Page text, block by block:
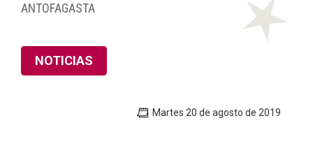
ANTOFAGASTA
NOTICIAS
Martes 20 de agosto de 2019